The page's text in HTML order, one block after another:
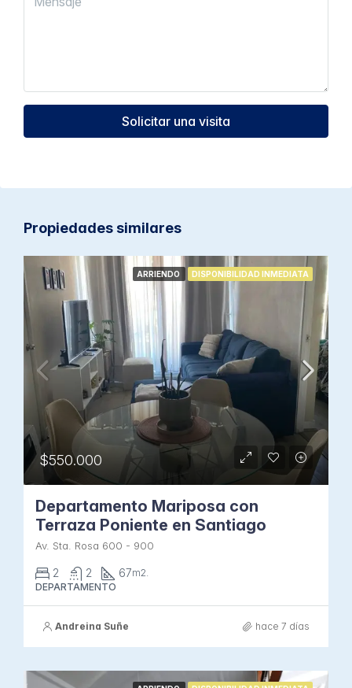
Solicitar una visita
Propiedades similares
ARRIENDO DISPONIBILIDAD INMEDIATA
$550.000
Departamento Mariposa con
Terraza Poniente en Santiago
Av. Sta. Rosa 600 - 900
2 2 67m2.
DEPARTAMENTO
Andreina Suñe hace 7 días